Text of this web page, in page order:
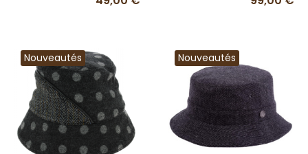
Nouveautés Nouveautés